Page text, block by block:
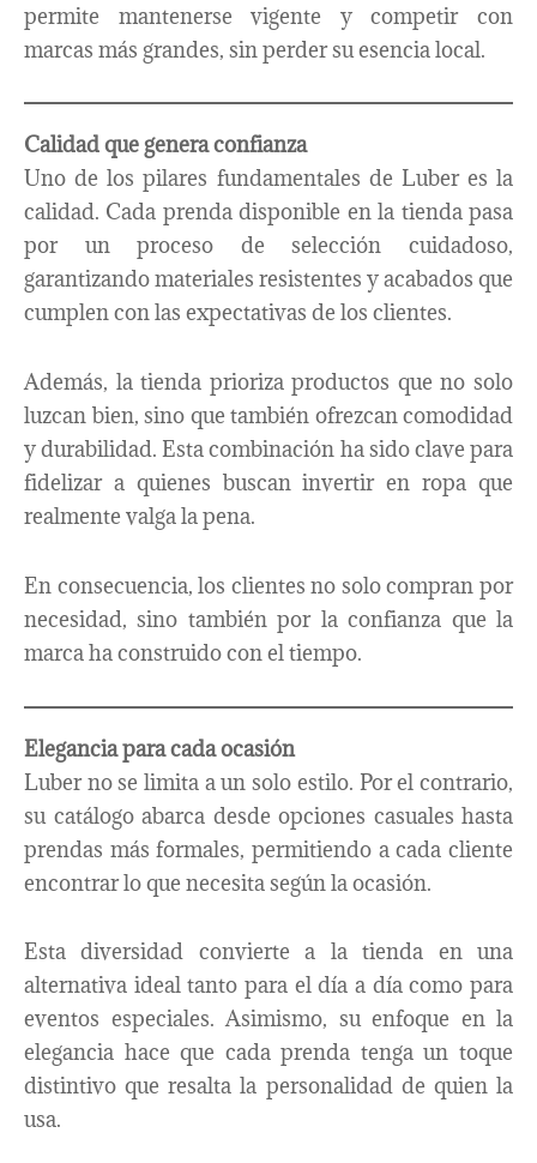
permite mantenerse vigente y competir con
marcas más grandes, sin perder su esencia local.
Calidad que genera confianza
Uno de los pilares fundamentales de Luber es la
calidad. Cada prenda disponible en la tienda pasa
por un proceso de selección cuidadoso,
garantizando materiales resistentes y acabados que
cumplen con las expectativas de los clientes.
Además, la tienda prioriza productos que no solo
luzcan bien, sino que también ofrezcan comodidad
y durabilidad. Esta combinación ha sido clave para
fidelizar a quienes buscan invertir en ropa que
realmente valga la pena.
En consecuencia, los clientes no solo compran por
necesidad, sino también por la confianza que la
marca ha construido con el tiempo.
Elegancia para cada ocasión
Luber no se limita a un solo estilo. Por el contrario,
su catálogo abarca desde opciones casuales hasta
prendas más formales, permitiendo a cada cliente
encontrar lo que necesita según la ocasión.
Esta diversidad convierte a la tienda en una
alternativa ideal tanto para el día a día como para
eventos especiales. Asimismo, su enfoque en la
elegancia hace que cada prenda tenga un toque
distintivo que resalta la personalidad de quien la
usa.